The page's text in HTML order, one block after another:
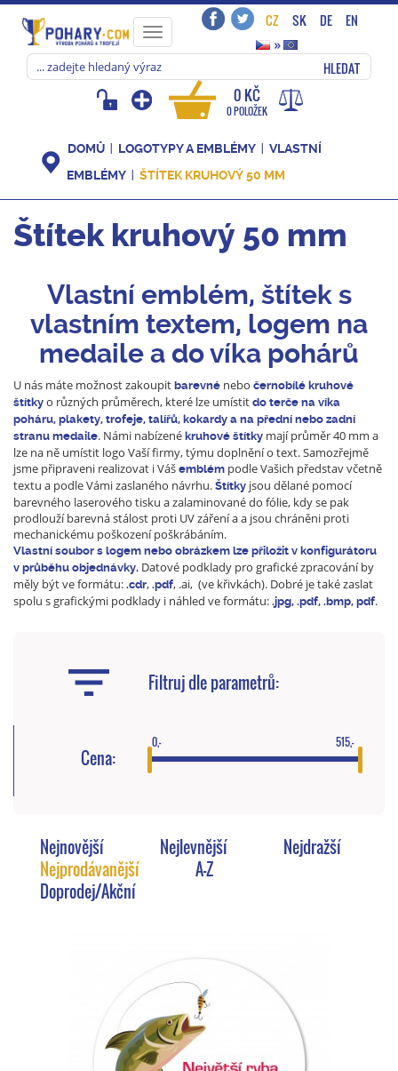
Toggle
navigation
CZ SK DE
EN
»
HLEDAT
0 KČ
0 POLOŽEK
DOMŮ LOGOTYPY A EMBLÉMY
VLASTNÍ
EMBLÉMY
ŠTÍTEK KRUHOVÝ 50 MM
Štítek kruhový 50 mm
Vlastní emblém, štítek s
vlastním textem, logem na
medaile a do víka pohárů
U nás máte možnost zakoupit barevné nebo černobílé kruhové
štítky o různých průměrech, které lze umístit do terče na víka
poháru, plakety, trofeje, talířů, kokardy a na přední nebo zadní
stranu medaile. Námi nabízené kruhové štítky mají průměr 40 mm a
lze na ně umístit logo Vaší firmy, týmu doplnění o text. Samozřejmě
jsme připraveni realizovat i Váš emblém podle Vašich představ včetně
textu a podle Vámi zaslaného návrhu. Štítky jsou dělané pomocí
barevného laserového tisku a zalaminované do fólie, kdy se pak
prodlouží barevná stálost proti UV záření a a jsou chráněni proti
mechanickému poškození poškrábáním.
Vlastní soubor s logem nebo obrázkem lze přiložit v konfigurátoru
v průběhu objednávky. Datové podklady pro grafické zpracování by
měly být ve formátu: .cdr, .pdf, .ai, (ve křivkách). Dobré je také zaslat
spolu s grafickými podklady i náhled ve formátu: .jpg, .pdf, .bmp, pdf.
Filtruj dle parametrů:
Cena:
0,- 515,-
Nejnovější Nejlevnější
Nejdražší
Nejprodávanější
A-Z
Doprodej/Akční